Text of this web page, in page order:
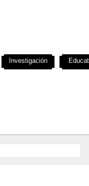
Investigación